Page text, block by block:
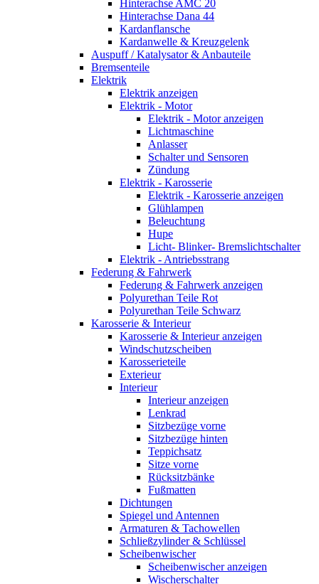
Hinterachse AMC 20
Hinterachse Dana 44
Kardanflansche
Kardanwelle & Kreuzgelenk
Auspuff / Katalysator & Anbauteile
Bremsenteile
Elektrik
Elektrik anzeigen
Elektrik - Motor
Elektrik - Motor anzeigen
Lichtmaschine
Anlasser
Schalter und Sensoren
Zündung
Elektrik - Karosserie
Elektrik - Karosserie anzeigen
Glühlampen
Beleuchtung
Hupe
Licht- Blinker- Bremslichtschalter
Elektrik - Antriebsstrang
Federung & Fahrwerk
Federung & Fahrwerk anzeigen
Polyurethan Teile Rot
Polyurethan Teile Schwarz
Karosserie & Interieur
Karosserie & Interieur anzeigen
Windschutzscheiben
Karosserieteile
Exterieur
Interieur
Interieur anzeigen
Lenkrad
Sitzbezüge vorne
Sitzbezüge hinten
Teppichsatz
Sitze vorne
Rücksitzbänke
Fußmatten
Dichtungen
Spiegel und Antennen
Armaturen & Tachowellen
Schließzylinder & Schlüssel
Scheibenwischer
Scheibenwischer anzeigen
Wischerschalter